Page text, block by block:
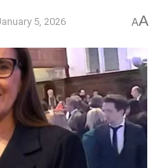
5, 2026 AA